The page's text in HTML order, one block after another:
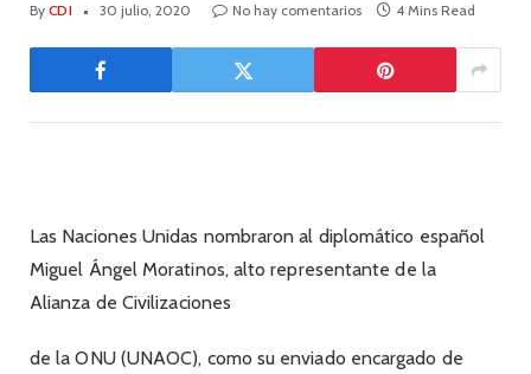
By CDI 30 julio, 2020 No hay comentarios 4 Mins Read
Las Naciones Unidas nombraron al diplomático español
Miguel Ángel Moratinos, alto representante de la
Alianza de Civilizaciones
de la ONU (UNAOC), como su enviado encargado de